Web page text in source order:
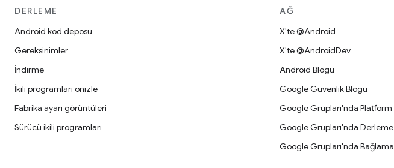
DERLEME
Android kod deposu
Gereksinimler
İndirme
İkili programları önizle
Fabrika ayarı görüntüleri
Sürücü ikili programları
AĞ
X'te @Android
X'te @AndroidDev
Android Blogu
Google Güvenlik Blogu
Google Grupları'nda Platform
Google Grupları'nda Derleme
Google Grupları'nda Bağlama